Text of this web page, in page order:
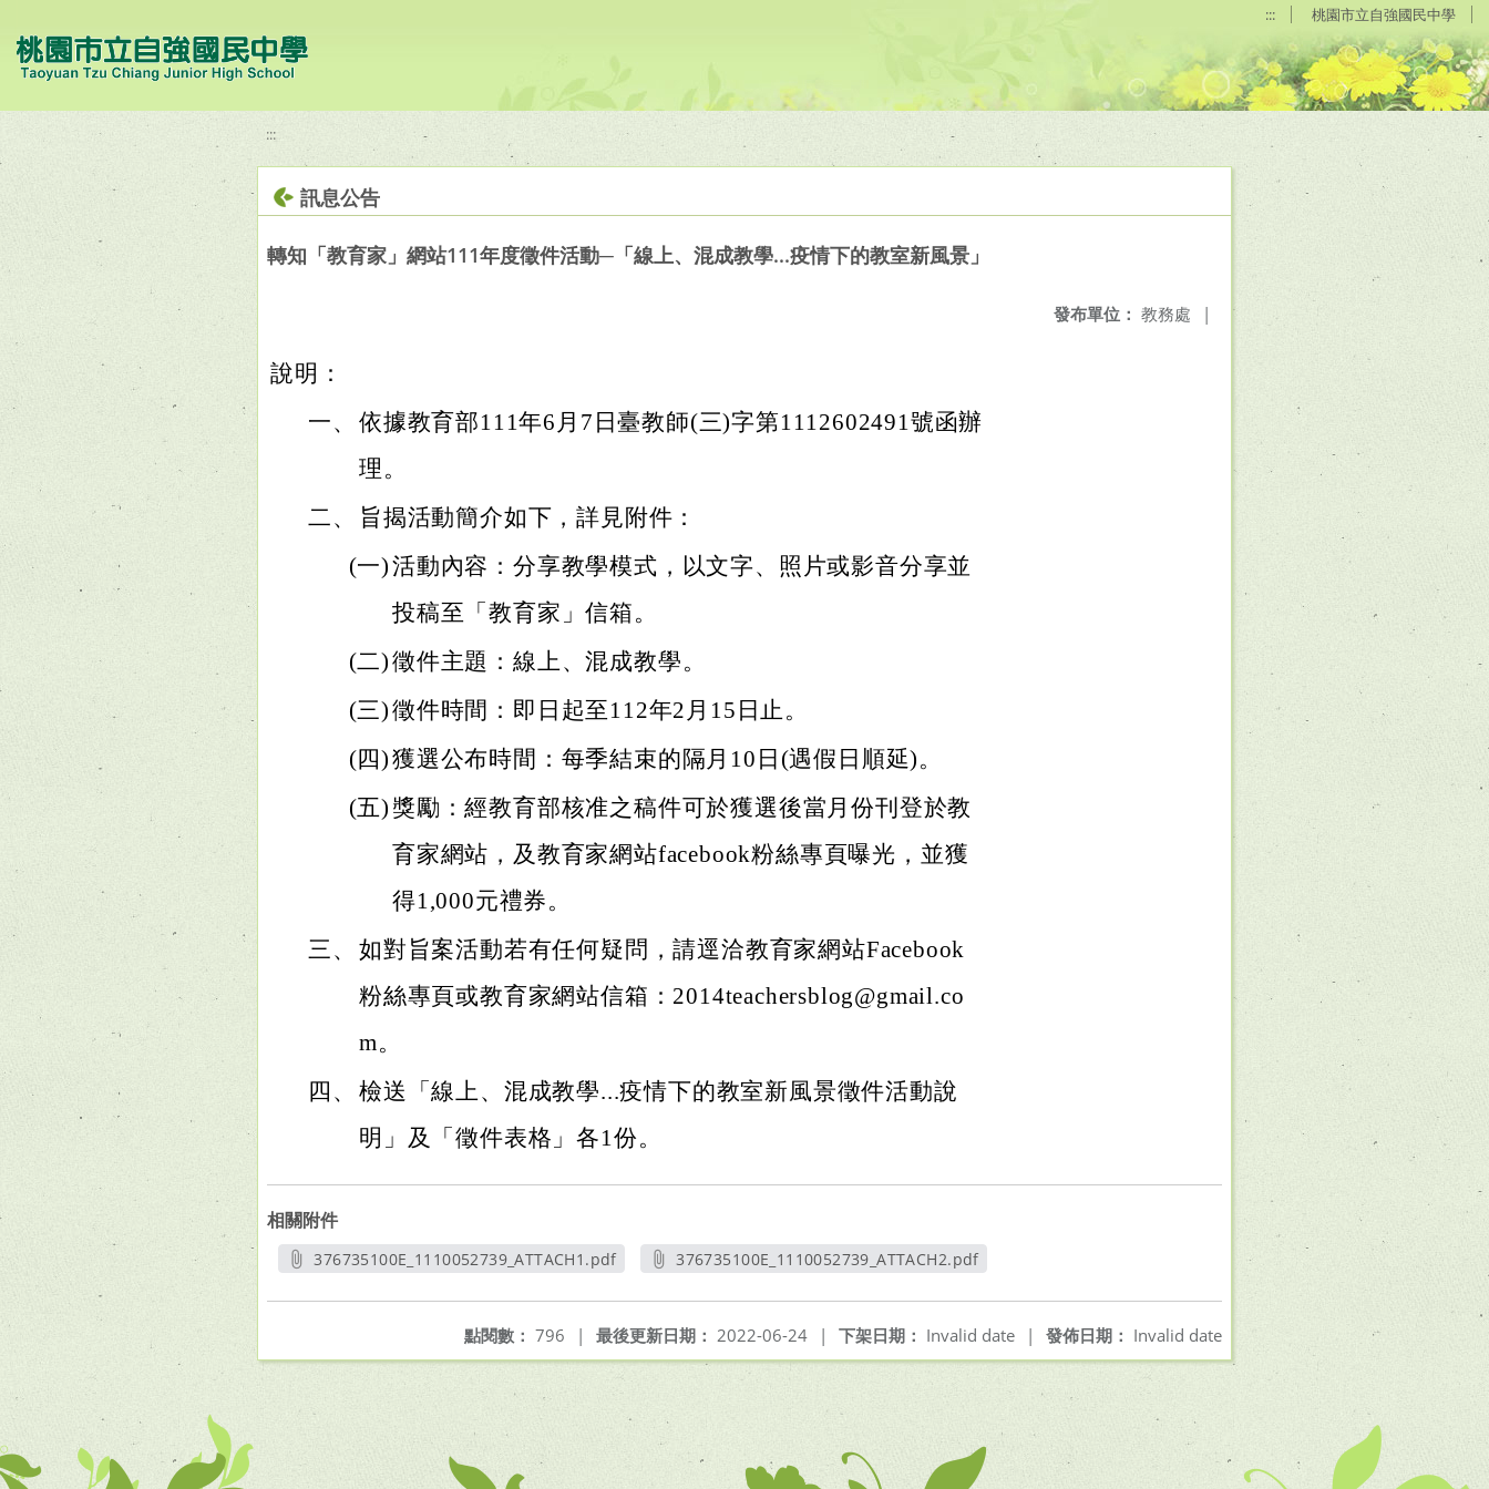
::: 桃園市立自強國民中學
:::
訊息公告
轉知「教育家」網站111年度徵件活動─「線上、混成教學...疫情下的教室新風景」
發布單位： 教務處 |
說明：
一、 依據教育部111年6月7日臺教師(三)字第1112602491號函辦
理。
二、
旨揭活動簡介如下，詳見附件：
(一)活動內容：分享教學模式，以文字、照片或影音分享並
投稿至「教育家」信箱。
(二)徵件主題：線上、混成教學。
(三)徵件時間：即日起至112年2月15日止。
(四)獲選公布時間：每季結束的隔月10日(遇假日順延)。
(五) 獎勵：經教育部核准之稿件可於獲選後當月份刊登於教
育家網站，及教育家網站facebook粉絲專頁曝光，並獲
得1,000元禮券。
三、 如對旨案活動若有任何疑問，請逕洽教育家網站Facebook
粉絲專頁或教育家網站信箱：2014teachersblog@gmail.co
m。
四、 檢送「線上、混成教學...疫情下的教室新風景徵件活動說
明」及「徵件表格」各1份。
相關附件
376735100E_1110052739_ATTACH1.pdf
376735100E_1110052739_ATTACH2.pdf
發佈日期： Invalid date
下架日期： Invalid date |
最後更新日期： 2022-06-24 |
點閱數： 796 |